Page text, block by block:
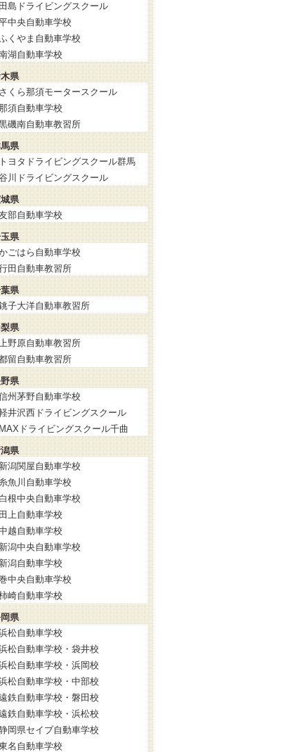
田島ドライビングスクール
中央自動車学校
くやま自動車学校
湖自動車学校
県
さくら那須モータースクール
須自動車学校
磯南自動車教習所
県
トヨタドライビングスクール群馬
川ドライビングスクール
県
部自動車学校
県
ごはら自動車学校
田自動車教習所
県
子大洋自動車教習所
県
野原自動車教習所
留自動車教習所
県
州茅野自動車学校
井沢西ドライビングスクール
MAXドライビングスクール千曲
県
新潟関屋自動車学校
糸魚川自動車学校
白根中央自動車学校
田上自動車学校
越自動車学校
新潟中央自動車学校
新潟自動車学校
中央自動車学校
崎自動車学校
県
松自動車学校
松自動車学校・袋井校
松自動車学校・浜岡校
松自動車学校・中部校
鉄自動車学校・磐田校
鉄自動車学校・浜松校
岡県セイブ自動車学校
名自動車学校